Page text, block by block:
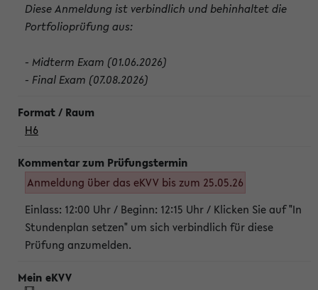
Diese Anmeldung ist verbindlich und behinhaltet die
Portfolioprüfung aus:
- Midterm Exam (01.06.2026)
- Final Exam (07.08.2026)
H6
Anmeldung über das eKVV bis zum 25.05.26
Einlass: 12:00 Uhr / Beginn: 12:15 Uhr / Klicken Sie auf "In
Stundenplan setzen" um sich verbindlich für diese
Prüfung anzumelden.